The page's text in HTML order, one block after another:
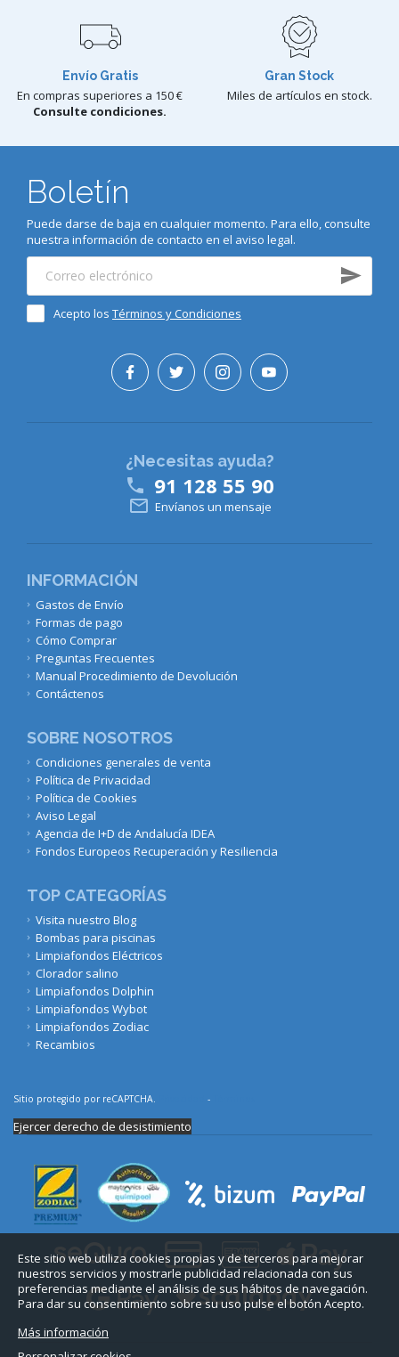
Envío Gratis
En compras superiores a 150 €
Consulte condiciones.
Gran Stock
Miles de artículos en stock.
Boletín
Puede darse de baja en cualquier momento. Para ello, consulte
nuestra información de contacto en el aviso legal.
Acepto los Términos y Condiciones
INFORMACIÓN
Gastos de Envío
Formas de pago
Cómo Comprar
Preguntas Frecuentes
Manual Procedimiento de Devolución
Contáctenos
SOBRE NOSOTROS
Condiciones generales de venta
Política de Privacidad
Política de Cookies
Aviso Legal
Agencia de I+D de Andalucía IDEA
Fondos Europeos Recuperación y Resiliencia
TOP CATEGORÍAS
Visita nuestro Blog
Bombas para piscinas
Limpiafondos Eléctricos
Clorador salino
Limpiafondos Dolphin
Limpiafondos Wybot
Limpiafondos Zodiac
Recambios
¿Necesitas ayuda?
 91 128 55 90
 Envíanos un mensaje
Este sitio web utiliza cookies propias y de terceros para mejorar
nuestros servicios y mostrarle publicidad relacionada con sus
preferencias mediante el análisis de sus hábitos de navegación.
Para dar su consentimiento sobre su uso pulse el botón Acepto.
Más información
Sitio protegido por reCAPTCHA. -
Ejercer derecho de desistimiento